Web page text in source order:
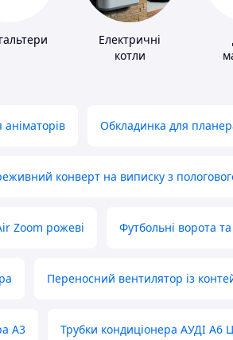
Електричні
котли
Обкладинка для
конверт на виписку з
Zoom рожеві Футбольні ворота
Переносний вентилятор із
А3 Трубки кондиціонера АУДІ А6